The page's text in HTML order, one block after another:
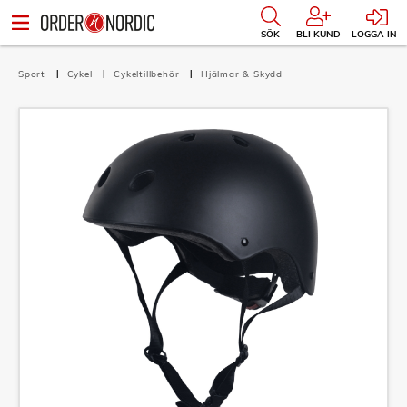
SÖK BLI KUND LOGGA IN
Sport Cykel Cykeltillbehör Hjälmar & Skydd